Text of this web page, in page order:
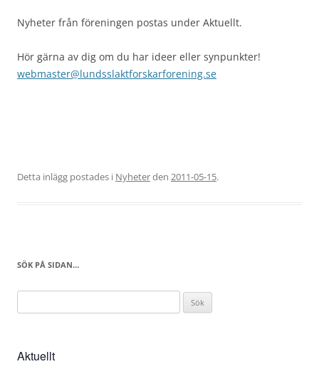
Nyheter från föreningen postas under Aktuellt.
Hör gärna av dig om du har ideer eller synpunkter!
webmaster@lundsslaktforskarforening.se
Detta inlägg postades i Nyheterden 2011-05-15.
SÖK PÅ SIDAN…
efter:
Aktuellt